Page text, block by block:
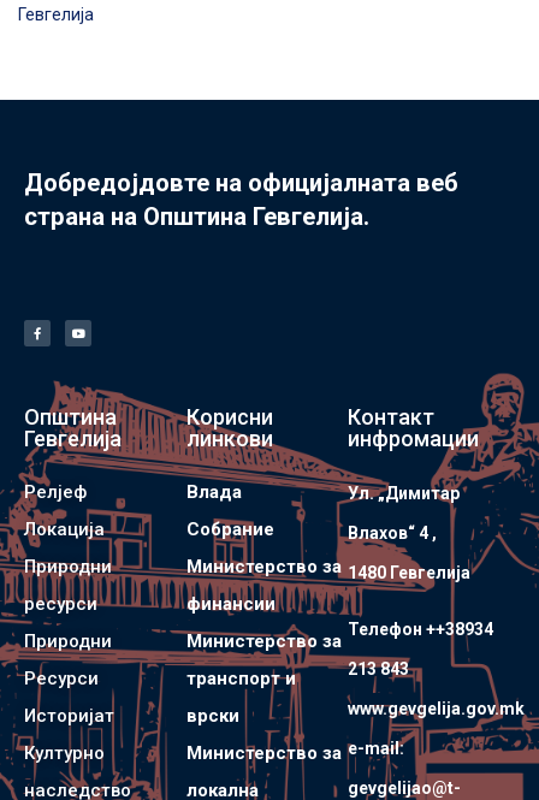
Гевгелија
Добредојдовте на официјалната веб
страна на Општина Гевгелија.
Општина
Гевгелија
Релјеф
Локација
Природни
ресурси
Природни
Ресурси
Историјат
Културно
наследство
Корисни
линкови
Влада
Собрание
Министерство за
финансии
Министерство за
транспорт и
врски
Министерство за
локална
Контакт
инфромации
Ул. „Димитар
Влахов“ 4 ,
1480 Гевгелијa
Телефон ++38934
213 843
www.gevgelija.gov.mk
e-mail:
gevgelijao@t-